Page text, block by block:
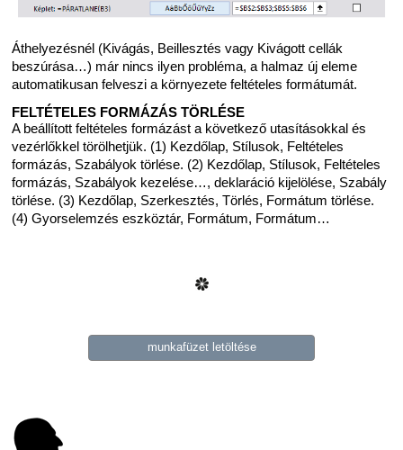
Áthelyezésnél (Kivágás, Beillesztés vagy Kivágott cellák
beszúrása…) már nincs ilyen probléma, a halmaz új eleme
automatikusan felveszi a környezete feltételes formátumát.
FELTÉTELES FORMÁZÁS TÖRLÉSE
A beállított feltételes formázást a következő utasításokkal és
vezérlőkkel törölhetjük. (1) Kezdőlap, Stílusok, Feltételes
formázás, Szabályok törlése. (2) Kezdőlap, Stílusok, Feltételes
formázás, Szabályok kezelése…, deklaráció kijelölése, Szabály
törlése. (3) Kezdőlap, Szerkesztés, Törlés, Formátum törlése.
(4) Gyorselemzés eszköztár, Formátum, Formátum…
munkafüzet letöltése